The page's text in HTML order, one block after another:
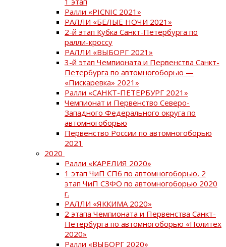
Ралли «PICNIC 2021»
РАЛЛИ «БЕЛЫЕ НОЧИ 2021»
2-й этап Кубка Санкт-Петербурга по
ралли-кроссу
РАЛЛИ «ВЫБОРГ 2021»
3-й этап Чемпионата и Первенства Санкт-
Петербурга по автомногоборью —
«Пискаревка» 2021»
Ралли «САНКТ-ПЕТЕРБУРГ 2021»
Чемпионат и Первенство Северо-
Западного Федерального округа по
автомногоборью
Первенство России по автомногоборью
2021
2020
Ралли «КАРЕЛИЯ 2020»
1 этап ЧиП СПб по автомногоборью, 2
этап ЧиП СЗФО по автомногоборью 2020
г.
РАЛЛИ «ЯККИМА 2020»
2 этапа Чемпионата и Первенства Санкт-
Петербурга по автомногоборью «Политех
2020»
Ралли «ВЫБОРГ 2020»